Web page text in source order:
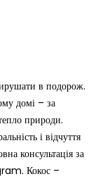
в подорож.
домі – за
природи.
і відчуття
консультація за
Кокос –